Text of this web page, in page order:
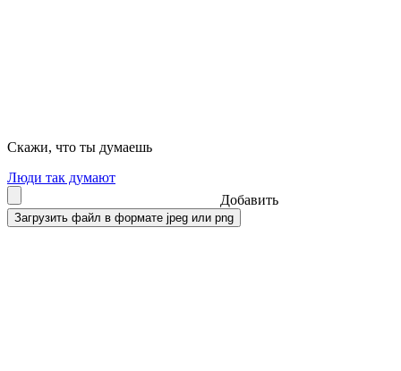
Скажи, что ты думаешь
Люди так думают
Добавить